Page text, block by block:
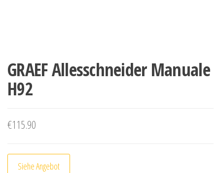
GRAEF Allesschneider Manuale
H92
€115.90
Siehe Angebot